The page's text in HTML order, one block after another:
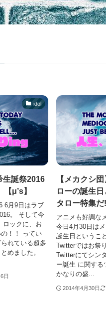
idol
生誕祭2016
μ’s】
6月9日はラブ
。 そして今
ロックに、お
！！ ってい
れている超多
めました。
日
【メカクシ
ローの誕生
タロー特集だ
アニメも好調な
今日4月30日は
誕生日というこ
Twitterではお祭
Twitterにてシン
ー誕生 に関する
かなりの盛...
2014年4月30日